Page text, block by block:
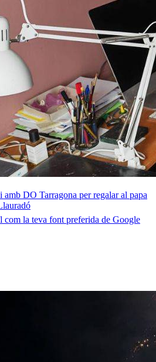
DO Tarragona per regalar al papa
com la teva font preferida de Google